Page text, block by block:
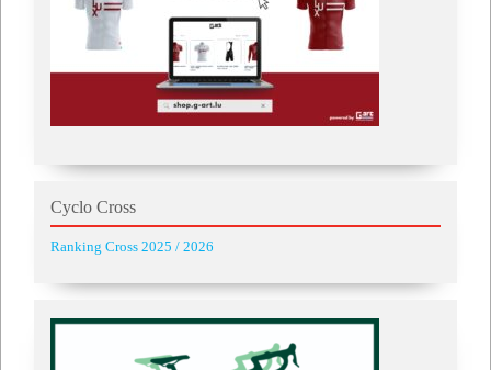
Cyclo Cross
Ranking Cross 2025 / 2026